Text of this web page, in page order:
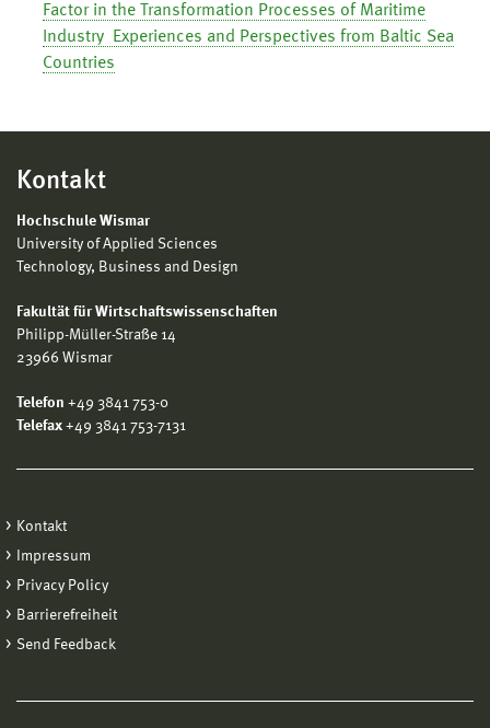
Factor in the Transformation Processes of Maritime
Industry Experiences and Perspectives from Baltic Sea
Countries
Kontakt
Hochschule Wismar
University of Applied Sciences
Technology, Business and Design
Fakultät für Wirtschaftswissenschaften
Philipp-Müller-Straße 14
23966 Wismar
Telefon +49 3841 753-0
Telefax +49 3841 753-7131
Kontakt
Impressum
Privacy Policy
Barrierefreiheit
Send Feedback